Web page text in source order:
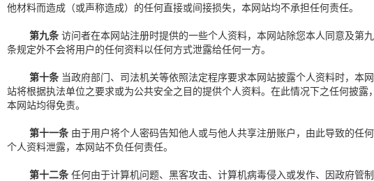
他材料而造成（或声称造成）的任何直接或间接损失，本网站均不承担任何责任。
第九条 访问者在本网站注册时提供的一些个人资料，本网站除您本人同意及第九
条规定外不会将用户的任何资料以任何方式泄露给任何一方。
第十条 当政府部门、司法机关等依照法定程序要求本网站披露个人资料时，本网
站将根据执法单位之要求或为公共安全之目的提供个人资料。在此情况下之任何披露，
本网站均得免责。
第十一条 由于用户将个人密码告知他人或与他人共享注册账户，由此导致的任何
个人资料泄露，本网站不负任何责任。
第十二条 任何由于计算机问题、黑客攻击、计算机病毒侵入或发作、因政府管制